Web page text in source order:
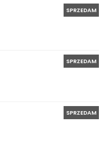
SPRZEDAM
SPRZEDAM
SPRZEDAM